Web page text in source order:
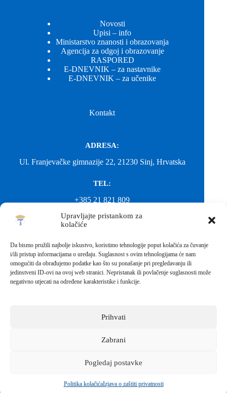
Upravljajte pristankom za
kolačiće
Da bismo pružili najbolje iskustvo, koristimo tehnologije poput kolačića za čuvanje
i/ili pristup informacijama o uređaju. Suglasnost s ovim tehnologijama će nam
omogućiti da obrađujemo podatke kao što su ponašanje pri pregledavanju ili
jedinstveni ID-ovi na ovoj web stranici. Nepristanak ili povlačenje suglasnosti može
negativno utjecati na određene karakteristike i funkcije.
Prihvati
Zabrani
Pogledaj postavke
Politika kolačićaIzjava o zaštiti privatnosti
Novosti
Upisi – info
Ministarstvo znanosti i obrazovanja
Agencija za odgoj i obrazovanje
RASPORED
E-DNEVNIK – za nastavnike
E-DNEVNIK – za učenike
Kontakt
ADRESA:
Ul. Franjevačke gimnazije 22, 21230 Sinj, Hrvatska
TEL:
+385 21 821 809
EMAIL:
EMAIL:
fkgsinj@gmail.com
Svako neovlašteno preuzimanje fotografija i sadržaja s ove web
Sva prava pridržana © 2026 - FRANJEVAČKA KLASIČNA
PRAVOM JAVNOSTI